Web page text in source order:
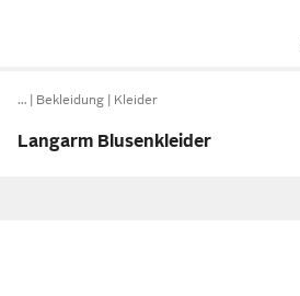
… Bekleidung Kleider
Langarm Blusenkleider